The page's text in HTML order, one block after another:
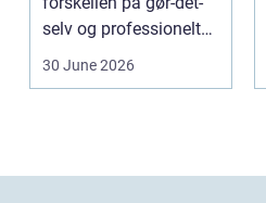
selv og professionelt
30 June 2026